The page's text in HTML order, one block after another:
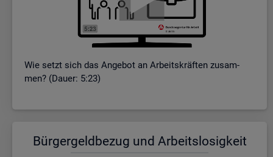
Wie setzt sich das An­ge­bot an Ar­beits­kräf­ten zu­sam­
men? (Dauer: 5:23)
Bür­ger­geld­be­zug und Ar­beits­lo­sig­keit